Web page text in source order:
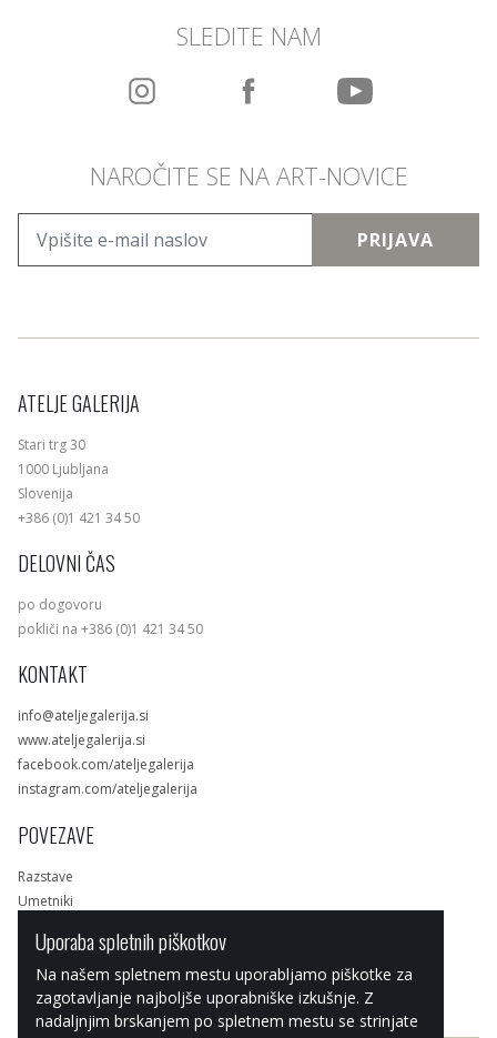
SLEDITE NAM
NAROČITE SE NA ART-NOVICE
PRIJAVA
ATELJE GALERIJA
Stari trg 30
1000 Ljubljana
Slovenija
+386 (0)1 421 34 50
DELOVNI ČAS
po dogovoru
pokliči na +386 (0)1 421 34 50
KONTAKT
info@ateljegalerija.si
www.ateljegalerija.si
facebook.com/ateljegalerija
instagram.com/ateljegalerija
POVEZAVE
Razstave
Umetniki
Spletna trgovina
Uporaba spletnih piškotkov
Na našem spletnem mestu uporabljamo piškotke za
zagotavljanje najboljše uporabniške izkušnje. Z
nadaljnjim brskanjem po spletnem mestu se strinjate